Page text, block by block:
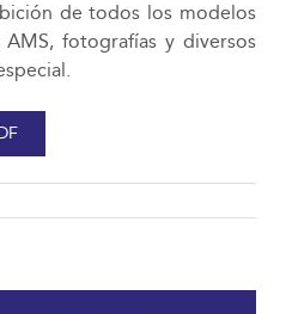
de todos los modelos
fotografías y diversos